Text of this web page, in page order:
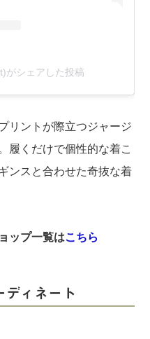
がシェアした投稿
リントが際立つジャージ
履くだけで個性的な着こ
ンスと合わせた奇抜な着
ップ一覧はこちら
ディネート